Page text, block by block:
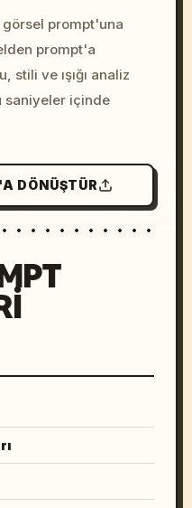
colors, 8k --v 6.0
görsel prompt'una
prompt'a
stili ve ışığı analiz
saniyeler içinde
DÖNÜŞTÜR